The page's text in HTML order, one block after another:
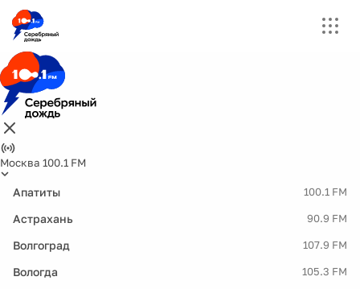
Москва 100.1 FM
Апатиты 100.1 FM
Астрахань 90.9 FM
Волгоград 107.9 FM
Вологда 105.3 FM